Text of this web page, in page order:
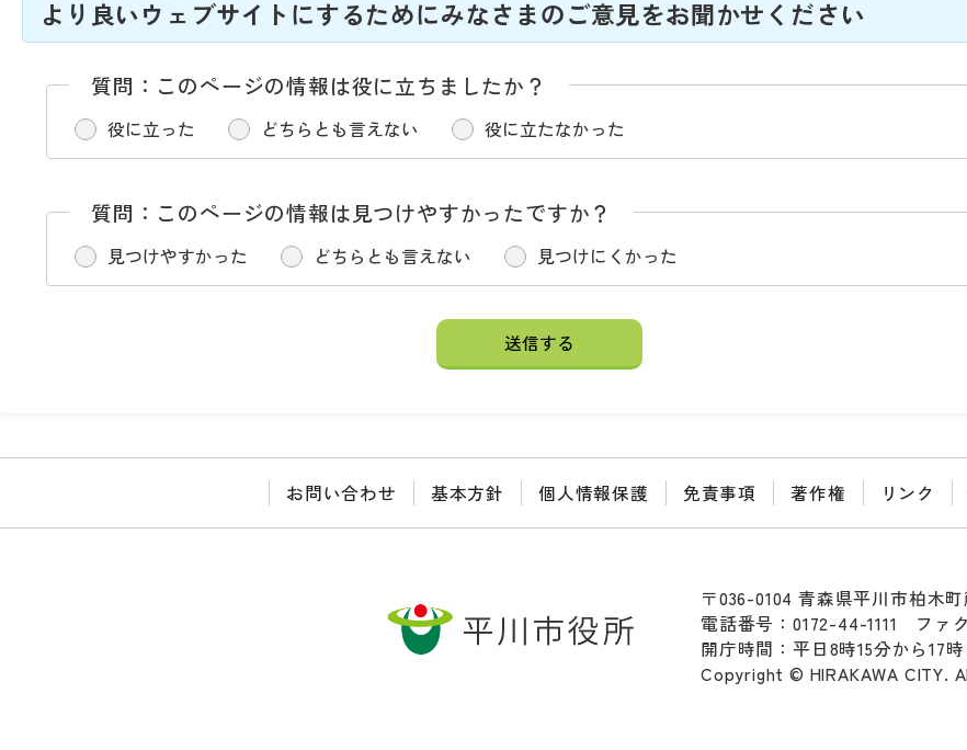
より良いウェブサイトにするためにみなさまのご意見をお聞かせください
質問：このページの情報は役に立ちましたか？
役に立った どちらとも言えない 役に立たなかった
質問：このページの情報は見つけやすかったですか？
見つけやすかった どちらとも言えない 見つけにくかった
お問い合わせ 基本方針 個人情報保護 免責事項 著作権 リンク
〒036-0104 青森県平川市柏木
電話番号：0172-44-1111 ファ
開庁時間：平日8時15分から17
Copyright © HIRAKAWA CITY.